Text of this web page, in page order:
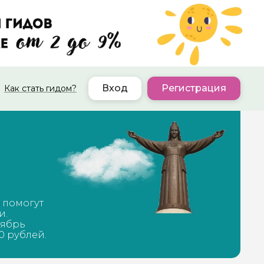
Как стать гидом? Вход Регистрация
рублей.